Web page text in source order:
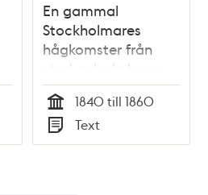
En gammal
Stockholmares
hågkomster från
stad och skola av
Olof Arvid
Stridsberg
Tid
1840 till 1860
Typ
Text